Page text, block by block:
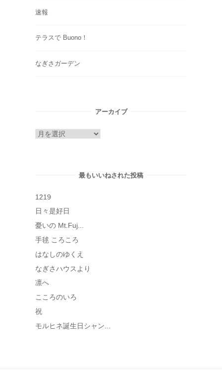
速報
テラスで Buono！
なぎさガーデン
アーカイブ
ア
最もいいねされた投稿
1219
日々是好日
憂いの Mt.Fuj...
手毬 ころころ
はなしのゆくえ
なぎさハウスより
凛へ
こころのいろ
祝
モルヒネ誕生日シャン...